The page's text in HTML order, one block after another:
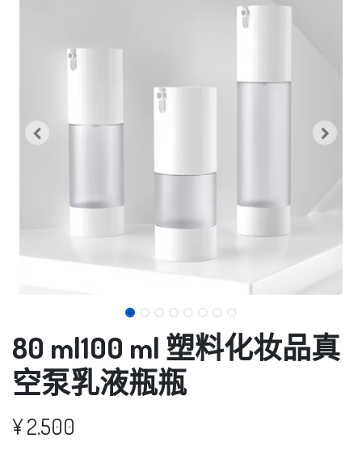
80 ml100 ml 塑料化妆品真
空泵乳液瓶瓶
¥2.500